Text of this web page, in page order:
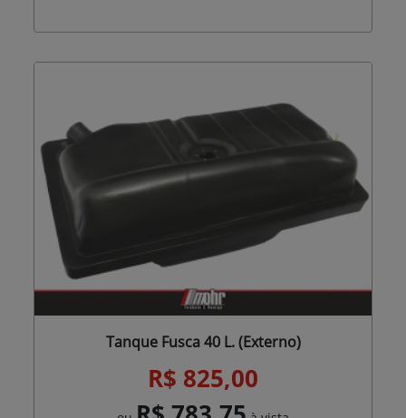
Tanque Fusca 40 L. (Externo)
R$ 825,00